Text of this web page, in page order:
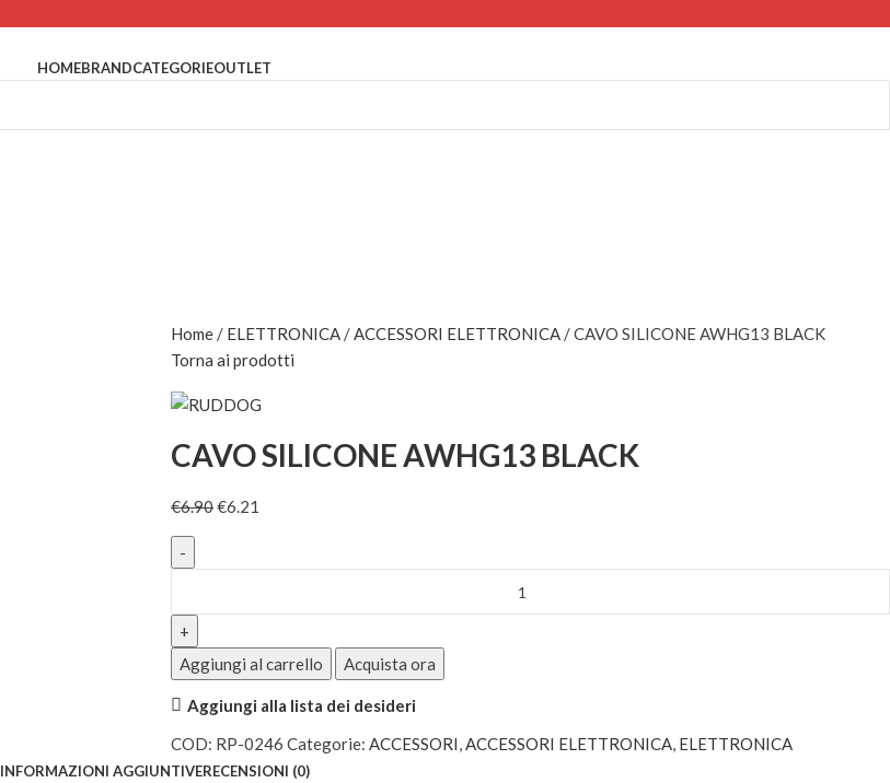
HOMEBRANDCATEGORIEOUTLET
Home ELETTRONICA ACCESSORI ELETTRONICA
CAVO SILICONE AWHG13 BLACK
Torna ai prodotti
CAVO SILICONE AWHG13 BLACK
€6.90€6.21
Aggiungi al carrello Acquista ora
Aggiungi alla lista dei desideri
COD: RP-0246 Categorie: ACCESSORI,ACCESSORI ELETTRONICA, ELETTRONICA
INFORMAZIONI AGGIUNTIVERECENSIONI (0)